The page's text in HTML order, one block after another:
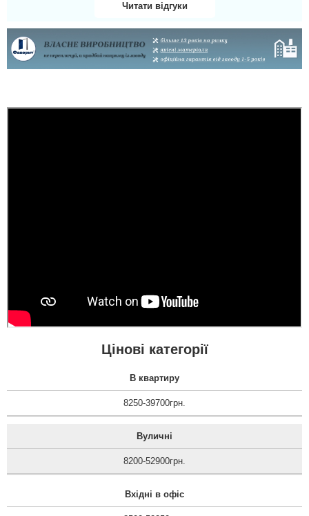
вхідні двері в будинок і
квартиру.Залишились
дууууже задоволені і
якістю дверей,і
сервісом,і
процвітання компанії
Ретельно обирали двері
в будинок для себе і с
певненістю можу
Читати відгуки
Цінові категорії
В квартиру
8250-39700грн.
Вуличні
8200-52900грн.
Вхідні в офіс